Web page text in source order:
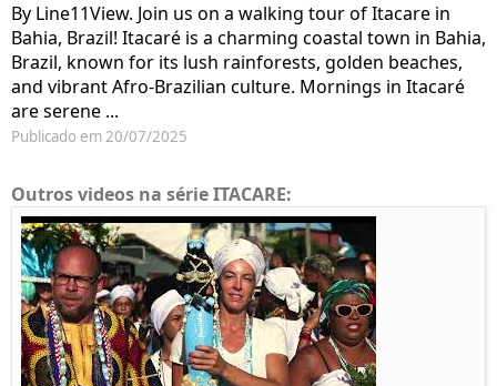
By Line11View. Join us on a walking tour of Itacare in
Bahia, Brazil! Itacaré is a charming coastal town in Bahia,
Brazil, known for its lush rainforests, golden beaches,
and vibrant Afro-Brazilian culture. Mornings in Itacaré
are serene ...
Publicado em 20/07/2025
Outros videos na série ITACARE: